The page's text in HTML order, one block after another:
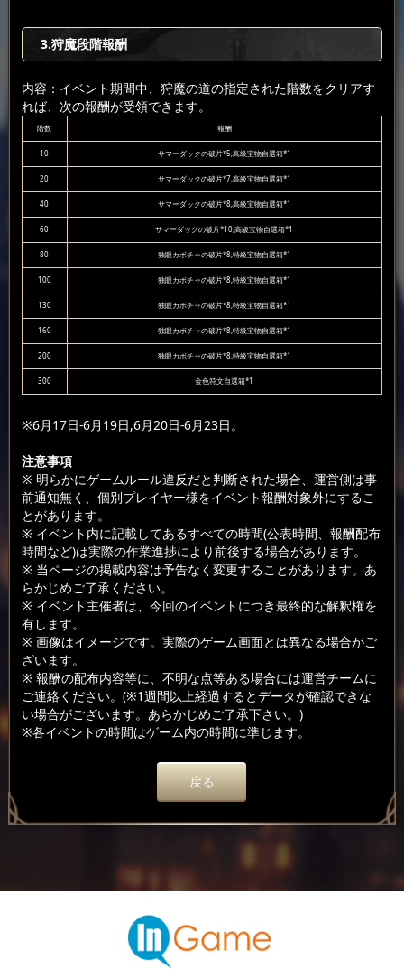
3.狩魔段階報酬
内容：イベント期間中、狩魔の道の指定された階数をクリアす
れば、次の報酬が受領できます。
階数 報酬
10 サマーダックの破片*5,高級宝物自選箱*1
20 サマーダックの破片*7,高級宝物自選箱*1
40 サマーダックの破片*8,高級宝物自選箱*1
60 サマーダックの破片*10,高級宝物自選箱*1
80 独眼カボチャの破片*8,特級宝物自選箱*1
100 独眼カボチャの破片*8,特級宝物自選箱*1
130 独眼カボチャの破片*8,特級宝物自選箱*1
160 独眼カボチャの破片*8,特級宝物自選箱*1
200 独眼カボチャの破片*8,特級宝物自選箱*1
300 金色符文自選箱*1
※6月17日-6月19日,6月20日-6月23日。
注意事項
※ 明らかにゲームルール違反だと判断された場合、運営側は事
前通知無く、個別プレイヤー様をイベント報酬対象外にするこ
とがあります。
※ イベント内に記載してあるすべての時間(公表時間、報酬配布
時間など)は実際の作業進捗により前後する場合があります。
※ 当ページの掲載内容は予告なく変更することがあります。あ
らかじめご了承ください。
※ イベント主催者は、今回のイベントにつき最終的な解釈権を
有します。
※ 画像はイメージです。実際のゲーム画面とは異なる場合がご
ざいます。
※ 報酬の配布内容等に、不明な点等ある場合には運営チームに
ご連絡ください。(※1週間以上経過するとデータが確認できな
い場合がございます。あらかじめご了承下さい。)
※各イベントの時間はゲーム内の時間に準じます。
戻る